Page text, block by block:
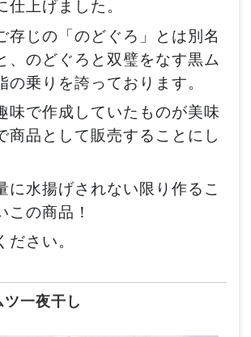
仕上げました。
存じの「のどぐろ」とは別名
、のどぐろと双璧をなす黒ム
の乗りを誇っております。
味で作成していたものが美味
商品として販売することにし
に水揚げされない限り作るこ
この商品！
ださい。
ツ一夜干し